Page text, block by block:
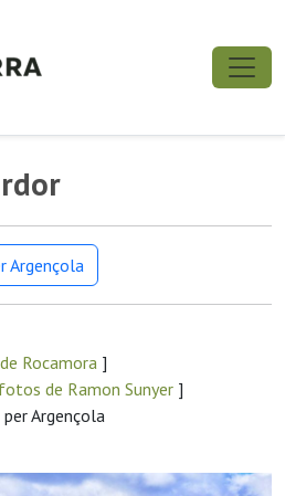
Argençola
Rocamora ]
de Ramon Sunyer ]
Argençola